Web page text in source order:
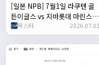
[일본 NPB] 7월1일 라쿠텐 골
든이글스 vs 지바롯데 마린스 |
스포츠 분석 무료 중계 토친놈
픽스터 2026.07.01